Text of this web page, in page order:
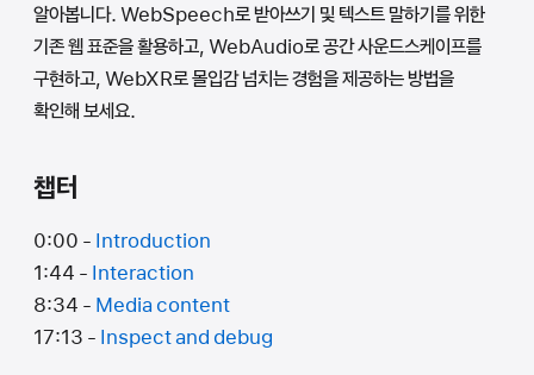
알아봅니다. WebSpeech로 받아쓰기 및 텍스트 말하기를 위한
기존 웹 표준을 활용하고, WebAudio로 공간 사운드스케이프를
구현하고, WebXR로 몰입감 넘치는 경험을 제공하는 방법을
확인해 보세요.
챕터
0:00 - Introduction
1:44 - Interaction
8:34 - Media content
17:13 - Inspect and debug